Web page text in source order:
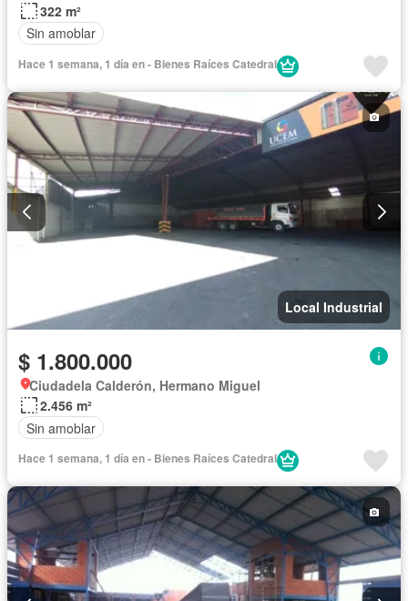
322 m²
Sin amoblar
Hace 1 semana, 1 día en - Bienes Raíces Catedral
Local Industrial
$ 1.800.000
Ciudadela Calderón, Hermano Miguel
2.456 m²
Sin amoblar
Hace 1 semana, 1 día en - Bienes Raíces Catedral